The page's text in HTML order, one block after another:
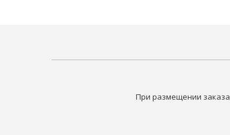
При размещении заказа